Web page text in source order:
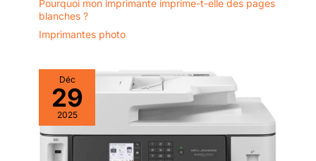
Pourquoi mon imprimante imprime-t-elle des pages
blanches ?
Imprimantes photo
Déc
29
2025